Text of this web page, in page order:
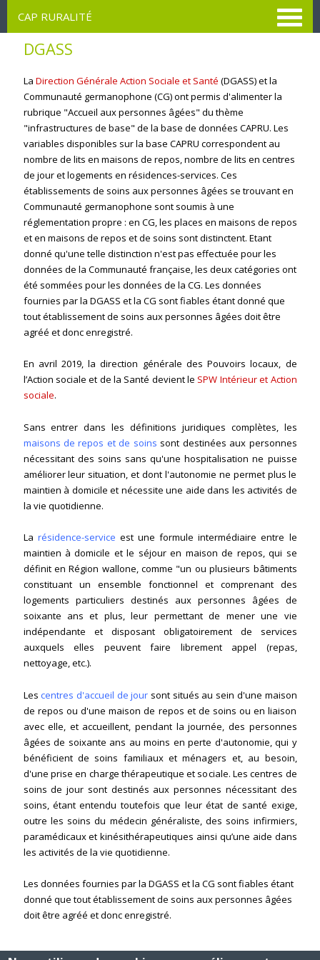
principal
CAP RURALITÉ
DGASS
La Direction Générale Action Sociale et Santé (DGASS) et la
Communauté germanophone (CG) ont permis d'alimenter la
rubrique "Accueil aux personnes âgées" du thème
"infrastructures de base" de la base de données CAPRU. Les
variables disponibles sur la base CAPRU correspondent au
nombre de lits en maisons de repos, nombre de lits en centres
de jour et logements en résidences-services. Ces
établissements de soins aux personnes âgées se trouvant en
Communauté germanophone sont soumis à une
réglementation propre : en CG, les places en maisons de repos
et en maisons de repos et de soins sont distinctent. Etant
donné qu'une telle distinction n'est pas effectuée pour les
données de la Communauté française, les deux catégories ont
été sommées pour les données de la CG. Les données
fournies par la DGASS et la CG sont fiables étant donné que
tout établissement de soins aux personnes âgées doit être
agréé et donc enregistré.
En avril 2019, la direction générale des Pouvoirs locaux, de
l’Action sociale et de la Santé devient le SPW Intérieur et Action
sociale.
Sans entrer dans les définitions juridiques complètes, les
maisons de repos et de soins sont destinées aux personnes
nécessitant des soins sans qu'une hospitalisation ne puisse
améliorer leur situation, et dont l'autonomie ne permet plus le
maintien à domicile et nécessite une aide dans les activités de
la vie quotidienne.
La résidence-service est une formule intermédiaire entre le
maintien à domicile et le séjour en maison de repos, qui se
définit en Région wallone, comme "un ou plusieurs bâtiments
constituant un ensemble fonctionnel et comprenant des
logements particuliers destinés aux personnes âgées de
soixante ans et plus, leur permettant de mener une vie
indépendante et disposant obligatoirement de services
auxquels elles peuvent faire librement appel (repas,
nettoyage, etc.).
Lescentres d'accueil de jour sont situés au sein d'une maison
de repos ou d'une maison de repos et de soins ou en liaison
avec elle, et accueillent, pendant la journée, des personnes
âgées de soixante ans au moins en perte d'autonomie, qui y
bénéficient de soins familiaux et ménagers et, au besoin,
d'une prise en charge thérapeutique et sociale. Les centres de
soins de jour sont destinés aux personnes nécessitant des
soins, étant entendu toutefois que leur état de santé exige,
outre les soins du médecin généraliste, des soins infirmiers,
paramédicaux et kinésithérapeutiques ainsi qu’une aide dans
les activités de la vie quotidienne.
Les données fournies par la DGASS et la CG sont fiables étant
donné que tout établissement de soins aux personnes âgées
doit être agréé et donc enregistré.